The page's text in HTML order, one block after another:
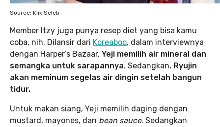
Source: Klik Seleb
Member Itzy juga punya resep diet yang bisa kamu
coba, nih. Dilansir dari Koreaboo, dalam interviewnya
dengan Harper’s Bazaar, Yeji memilih air mineral dan
semangka untuk sarapannya. Sedangkan, Ryujin
akan meminum segelas air dingin setelah bangun
tidur.
Untuk makan siang, Yeji memilih daging dengan
mustard, mayones, dan bean sauce. Sedangkan